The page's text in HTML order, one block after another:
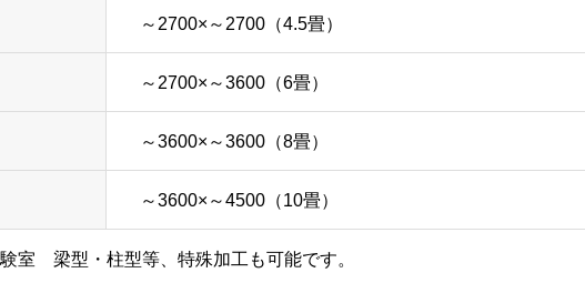
～2700×～2700（4.5畳）
～2700×～3600（6畳）
～3600×～3600（8畳）
～3600×～4500（10畳）
室 梁型・柱型等、特殊加工も可能です。